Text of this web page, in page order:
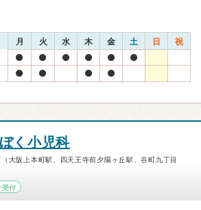
月 火 水 木 金 土 日 祝
く小児科
大阪上本町駅、四天王寺前夕陽ヶ丘駅、谷町九丁目
受付